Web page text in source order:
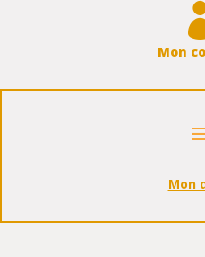
Mon
Mon